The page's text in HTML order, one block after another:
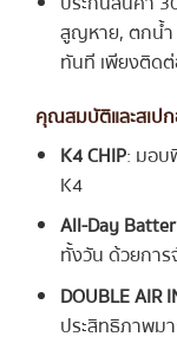
สูญหาย, ตกน้ำ
ทันที เพียงติด
คุณสมบัติและสเป
K4 CHIP: มอบ
K4
All-Day
ทั้งวัน ด้วยกา
DOUBLE AIR
ประสิทธิภาพม